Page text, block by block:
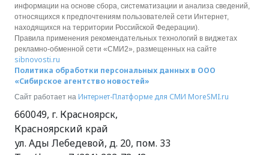
информации на основе сбора, систематизации и анализа сведений,
относящихся к предпочтениям пользователей сети Интернет,
находящихся на территории Российской Федерации).
Правила применения рекомендательных технологий в виджетах
рекламно-обменной сети «СМИ2», размещенных на сайте
sibnovosti.ru
Политика обработки персональных данных в ООО
«Сибирское агентство новостей»
Сайт работает на Интернет-Платформе для СМИ MoreSMI.ru
660049, г. Красноярск,
Красноярский край
ул. Ады Лебедевой, д. 20, пом. 33